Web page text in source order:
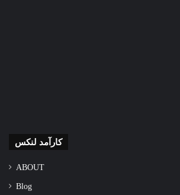
کارآمد لنکس
ABOUT
Blog